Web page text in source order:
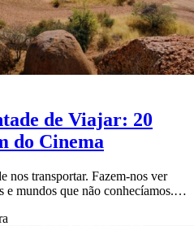
de Viajar: 20
do Cinema
nos transportar. Fazem-nos ver
e mundos que não conhecíamos.…